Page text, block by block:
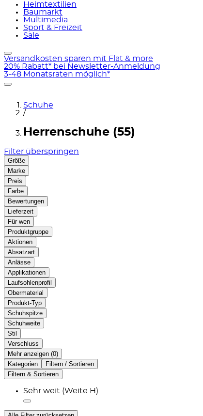
Heimtextilien
Baumarkt
Multimedia
Sport & Freizeit
Sale
Versandkosten sparen mit Flat & more
20% Rabatt* bei Newsletter-Anmeldung
3-48 Monatsraten möglich*
Schuhe
/
Herrenschuhe (55)
Filter überspringen
Größe
Marke
Preis
Farbe
Bewertungen
Lieferzeit
Für wen
Produktgruppe
Aktionen
Absatzart
Anlässe
Applikationen
Laufsohlenprofil
Obermaterial
Produkt-Typ
Schuhspitze
Schuhweite
Stil
Verschluss
Mehr anzeigen ( )
Kategorien
Filtern / Sortieren
Filtern & Sortieren
Sehr weit (Weite H)